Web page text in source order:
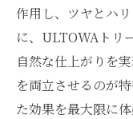
作用し、ツヤとハ
に、ULTOWAトリ
自然な仕上がりを
を両立させるのが
た効果を最大限に